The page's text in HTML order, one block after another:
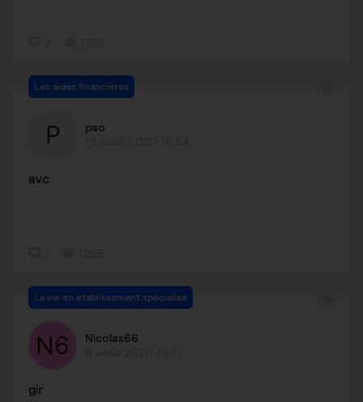
Les aides financières
pao
avc
La vie en établissement spécialisé
Nicolas66
gir